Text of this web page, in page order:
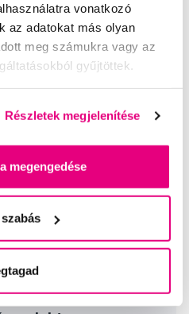
vonatkozó
az adatokat más olyan
meg számukra vagy az
gyűjtöttek.
Részletek megjelenítése
megengedése